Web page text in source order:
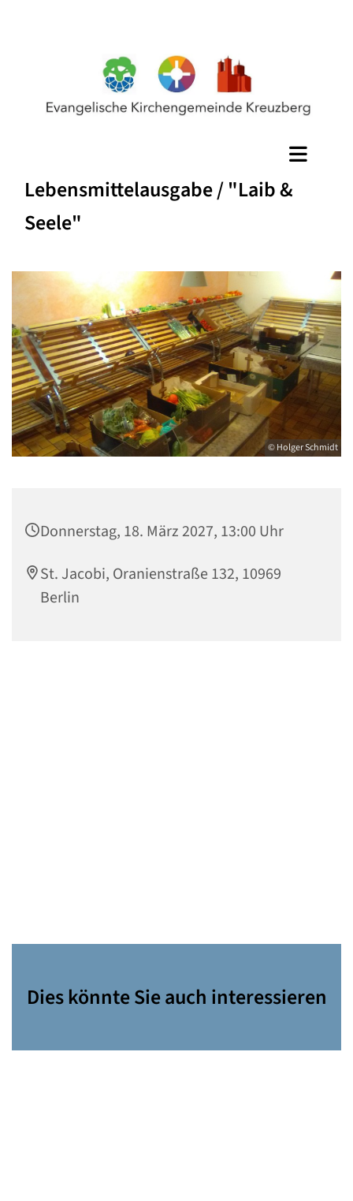
Lebensmittelausgabe / "Laib &
Seele"
© Holger Schmidt
Donnerstag, 18. März 2027, 13:00 Uhr
St. Jacobi, Oranienstraße 132, 10969
Berlin
Dies könnte Sie auch interessieren